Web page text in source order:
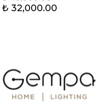
₺ 32,000.00